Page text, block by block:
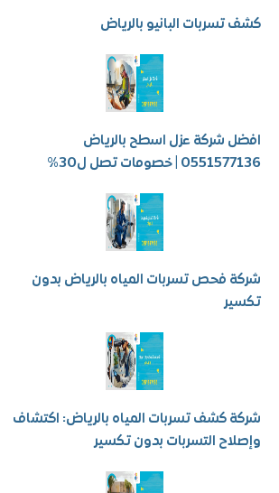
البانيو بالرياض
شركة عزل اسطح بالرياض
| خصومات تصل ل30%
فحص تسربات المياه بالرياض بدون
كشف تسربات المياه بالرياض: اكتشاف
التسربات بدون تكسير